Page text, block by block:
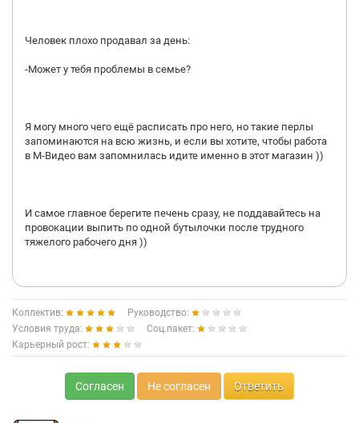
Человек плохо продавал за день:
-Может у тебя проблемы в семье?
Я могу много чего ещё расписать про него, но такие перлы
запоминаются на всю жизнь, и если вы хотите, чтобы работа
в М-Видео вам запомнилась идите именно в этот магазин ))
И самое главное берегите печень сразу, не поддавайтесь на
провокации выпить по одной бутылочки после трудного
тяжелого рабочего дня ))
Коллектив:
Руководство:
Условия труда:
Соц.пакет:
Карьерный рост:
Согласен Не согласен Ответить